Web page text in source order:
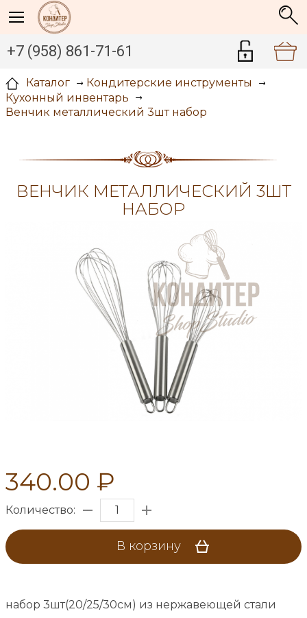
+7 (958) 861-71-61
Каталог
Кондитерские инструменты
Кухонный инвентарь
Венчик металлический 3шт набор
ВЕНЧИК МЕТАЛЛИЧЕСКИЙ 3ШТ
НАБОР
340.00 ₽
Количество:
В корзину
набор 3шт(20/25/30см) из нержавеющей стали